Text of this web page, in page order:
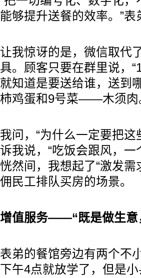
能够提升送餐的效率。”表
让我惊讶的是，微信取代
具。顾客只要在群里说，
就知道是要送给谁，送
柿鸡蛋和9号菜——木须肉
我问，“为什么一定要把
诉我说，“吃饭会跟风，
恍然间，我想起了“激发
佣民工排队买房的场景。
增值服务——“既是做生意
表弟的餐馆旁边有两个不
下午4点就放学了，但是